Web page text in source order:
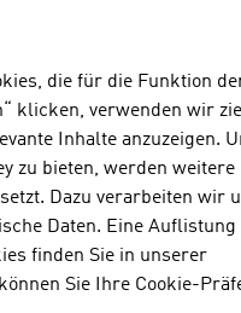
hat die
können jedes
UPPER
die für die Funktion
klicken, verwenden wir
Inhalte anzuzeigen.
zu bieten, werden weitere
Dazu verarbeiten wir
Daten. Eine Auflistung
finden Sie in unserer
Sie Ihre Cookie-